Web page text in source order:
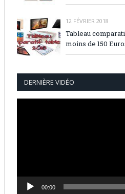
12 FÉVRIER 2018
Tableau
moins de 150
DERNIÈRE VIDÉO
00:00